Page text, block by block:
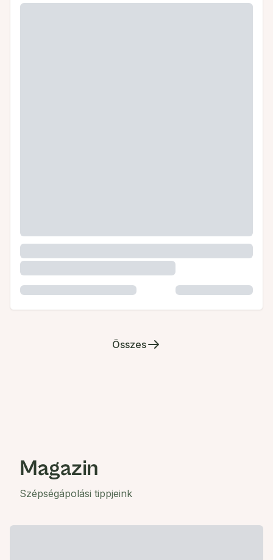
Összes
Magazin
Szépségápolási tippjeink